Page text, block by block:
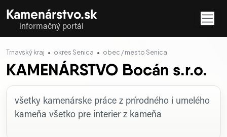
Kamenárstvo.sk
informačný portál
Trnavský kraj okres Senica obec / mesto Senica
KAMENÁRSTVO Bocán s.r.o.
Profil firmy
všetky kamenárske práce z prírodného i umelého
kameňa všetko pre interier z kameňa